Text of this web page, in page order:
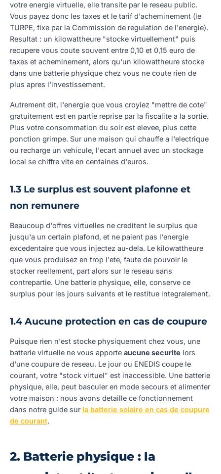
votre energie virtuelle, elle transite par le reseau public.
Vous payez donc les taxes et le tarif d'acheminement (le
TURPE, fixe par la Commission de regulation de l'energie).
Resultat : un kilowattheure "stocke virtuellement" puis
recupere vous coute souvent entre 0,10 et 0,15 euro de
taxes et acheminement, alors qu'un kilowattheure stocke
dans une batterie physique chez vous ne coute rien de
plus apres l'investissement.
Autrement dit, l'energie que vous croyiez "mettre de cote"
gratuitement est en partie reprise par la fiscalite a la sortie.
Plus votre consommation du soir est elevee, plus cette
ponction grimpe. Sur une maison qui chauffe a l'electrique
ou recharge un vehicule, l'ecart annuel avec un stockage
local se chiffre vite en centaines d'euros.
1.3 Le surplus est souvent plafonne et
non remunere
Beaucoup d'offres virtuelles ne creditent le surplus que
jusqu'a un certain plafond, et ne paient pas l'energie
excedentaire que vous injectez au-dela. Le kilowattheure
que vous produisez en trop l'ete, faute de pouvoir le
stocker reellement, part alors sur le reseau sans
contrepartie. Une batterie physique, elle, conserve ce
surplus pour les jours suivants et le restitue integralement.
1.4 Aucune protection en cas de coupure
Puisque rien n'est stocke physiquement chez vous, une
batterie virtuelle ne vous apporte aucune securite lors
d'une coupure de reseau. Le jour ou ENEDIS coupe le
courant, votre "stock virtuel" est inaccessible. Une batterie
physique, elle, peut basculer en mode secours et alimenter
votre maison : nous avons detaille ce fonctionnement
dans notre guide sur la batterie solaire en cas de coupure
de courant.
2. Batterie physique : la